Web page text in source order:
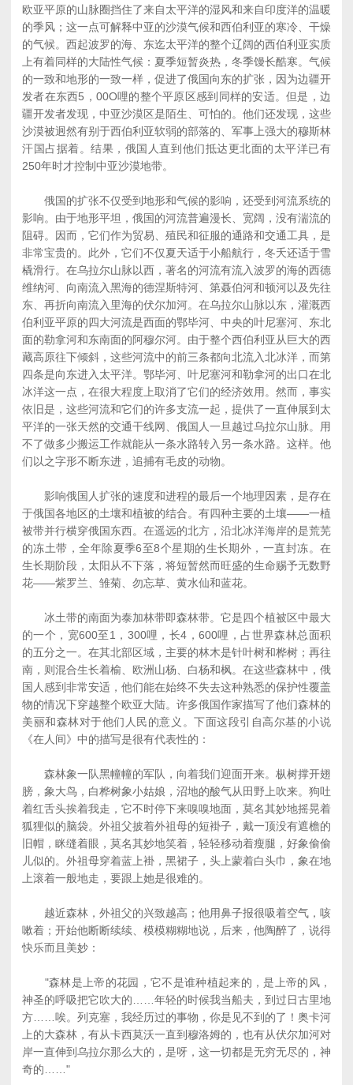
欧亚平原的山脉圈挡住了来自太平洋的湿风和来自印度洋的温暖
的季风；这一点可解释中亚的沙漠气候和西伯利亚的寒冷、干燥
的气候。西起波罗的海、东迄太平洋的整个辽阔的西伯利亚实质
上有着同样的大陆性气候：夏季短暂炎热，冬季馒长酷寒。气候
的一致和地形的一致一样，促进了俄国向东的扩张，因为边疆开
发者在东西5，00O哩的整个平原区感到同样的安适。但是，边
疆开发者发现，中亚沙漠区是陌生、可怕的。他们还发现，这些
沙漠被迥然有别于西伯利亚软弱的部落的、军事上强大的穆斯林
汗国占据着。结果，俄国人直到他们抵达更北面的太平洋已有
250年时才控制中亚沙漠地带。
俄国的扩张不仅受到地形和气候的影响，还受到河流系统的
影响。由于地形平坦，俄国的河流普遍漫长、宽阔，没有湍流的
阻碍。因而，它们作为贸易、殖民和征服的通路和交通工具，是
非常宝贵的。此外，它们不仅夏天适于小船航行，冬夭还适于雪
橇滑行。在乌拉尔山脉以西，著名的河流有流入波罗的海的西德
维纳河、向南流入黑海的德涅斯特河、第聂伯河和顿河以及先往
东、再折向南流入里海的伏尔加河。在乌拉尔山脉以东，灌溉西
伯利亚平原的四大河流是西面的鄂毕河、中央的叶尼塞河、东北
面的勒拿河和东南面的阿穆尔河。由于整个西伯利亚从巨大的西
藏高原往下倾斜，这些河流中的前三条都向北流入北冰洋，而第
四条是向东进入太平洋。鄂毕河、叶尼塞河和勒拿河的出口在北
冰洋这一点，在很大程度上取消了它们的经济效用。然而，事实
依旧是，这些河流和它们的许多支流一起，提供了一直伸展到太
平洋的一张天然的交通干线网、俄国人一旦越过乌拉尔山脉。用
不了做多少搬运工作就能从一条水路转入另一条水路。这样。他
们以之字形不断东进，追捕有毛皮的动物。
影响俄国人扩张的速度和进程的最后一个地理因素，是存在
于俄国各地区的土壤和植被的结合。有四种主要的土壤――一植
被带并行横穿俄国东西。在遥远的北方，沿北冰洋海岸的是荒芜
的冻土带，全年除夏季6至8个星期的生长期外，一直封冻。在
生长期阶段，太阳从不下落，将短暂然而旺盛的生命赐予无数野
花――紫罗兰、雏菊、勿忘草、黄水仙和蓝花。
冰土带的南面为泰加林带即森林带。它是四个植被区中最大
的一个，宽600至1，300哩，长4，600哩，占世界森林总面积
的五分之一。在其北部区域，主要的林木是针叶树和桦树；再往
南，则混合生长着榆、欧洲山杨、白杨和枫。在这些森林中，俄
国人感到非常安适，他们能在始终不失去这种熟悉的保护性覆盖
物的情况下穿越整个欧亚大陆。许多俄国作家描写了他们森林的
美丽和森林对于他们人民的意义。下面这段引自高尔基的小说
《在人间》中的描写是很有代表性的：
森林象一队黑幢幢的军队，向着我们迎面开来。枞树撑开翅
膀，象大鸟，白桦树象小姑娘，沼地的酸气从田野上吹来。狗吐
着红舌头挨着我走，它不时停下来嗅嗅地面，莫名其妙地摇晃着
狐狸似的脑袋。外祖父披着外祖母的短褂子，戴一顶没有遮檐的
旧帽，眯缝着眼，莫名其妙地笑着，轻轻移动着瘦腿，好象偷偷
儿似的。外祖母穿着蓝上褂，黑裙子，头上蒙着白头巾，象在地
上滚着一般地走，要跟上她是很难的。
越近森林，外祖父的兴致越高；他用鼻子报很吸着空气，咳
嗽着；开始他断断续续、模模糊糊地说，后来，他陶醉了，说得
快乐而且美妙：
"森林是上帝的花园，它不是谁种植起来的，是上帝的风，
神圣的呼吸把它吹大的……年轻的时候我当船夫，到过日古里地
方……唉。列克塞，我经历过的事物，你是见不到的了！奥卡河
上的大森林，有从卡西莫沃一直到穆洛姆的，也有从伏尔加河对
岸一直伸到乌拉尔那么大的，是呀，这一切都是无穷无尽的，神
奇的……"